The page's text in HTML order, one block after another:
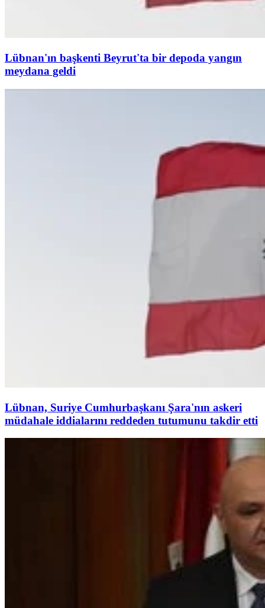
Lübnan'ın başkenti Beyrut'ta bir depoda yangın
meydana geldi
Lübnan, Suriye Cumhurbaşkanı Şara'nın askeri
müdahale iddialarını reddeden tutumunu takdir etti